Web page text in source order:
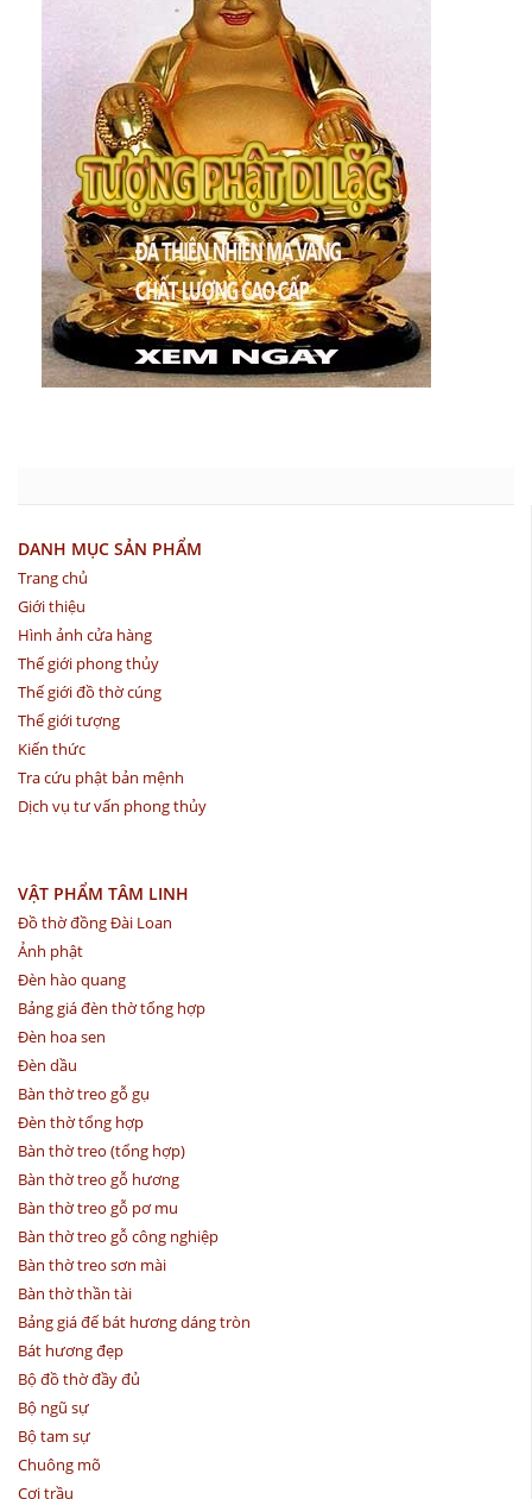
DANH MỤC SẢN PHẨM
Trang chủ
Giới thiệu
Hình ảnh cửa hàng
Thế giới phong thủy
Thế giới đồ thờ cúng
Thế giới tượng
Kiến thức
Tra cứu phật bản mệnh
Dịch vụ tư vấn phong thủy
VẬT PHẨM TÂM LINH
Đồ thờ đồng Đài Loan
Ảnh phật
Đèn hào quang
Bảng giá đèn thờ tổng hợp
Đèn hoa sen
Đèn dầu
Bàn thờ treo gỗ gụ
Đèn thờ tổng hợp
Bàn thờ treo (tổng hợp)
Bàn thờ treo gỗ hương
Bàn thờ treo gỗ pơ mu
Bàn thờ treo gỗ công nghiệp
Bàn thờ treo sơn mài
Bàn thờ thần tài
Bảng giá đế bát hương dáng tròn
Bát hương đẹp
Bộ đồ thờ đầy đủ
Bộ ngũ sự
Bộ tam sự
Chuông mõ
Cơi trầu